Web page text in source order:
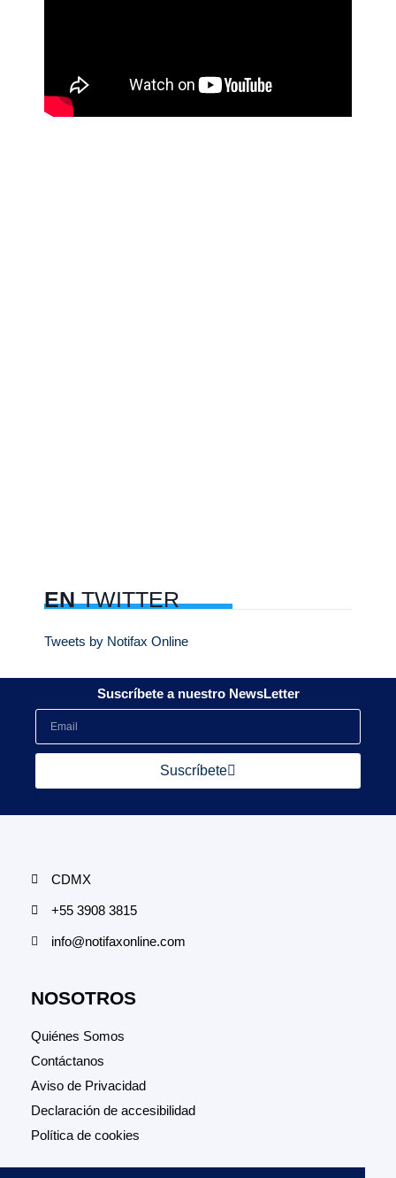
ENTWITTER
Tweets by Notifax Online
Suscríbete a nuestro NewsLetter
Suscríbete
CDMX
+55 3908 3815
info@notifaxonline.com
NOSOTROS
Quiénes Somos
Contáctanos
Aviso de Privacidad
Declaración de accesibilidad
Política de cookies